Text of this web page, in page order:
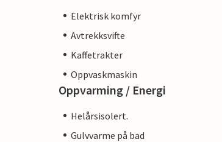
Elektrisk komfyr
Avtrekksvifte
Kaffetrakter
Oppvaskmaskin
Oppvarming / Energi
Helårsisolert.
Gulvvarme på bad